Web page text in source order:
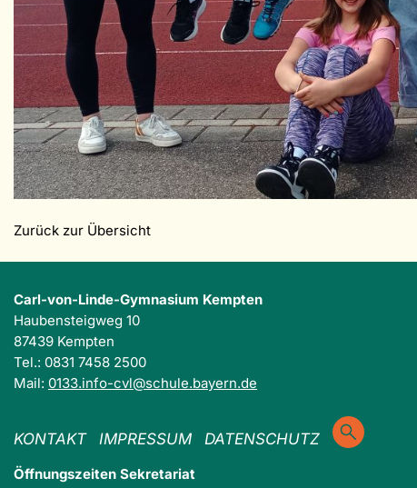
Zurück zur Übersicht
Carl-von-Linde-Gymnasium Kempten
Haubensteigweg 10
87439 Kempten
Tel.: 0831 7458 2500
Mail: 0133.info-cvl@schule.bayern.de
KONTAKT IMPRESSUM DATENSCHUTZ
Öffnungszeiten Sekretariat